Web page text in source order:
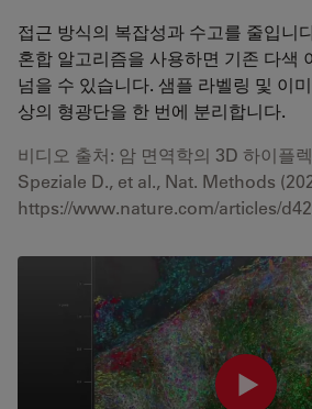
접근 방식의 복잡성과 수고를 줄입니
혼합 알고리즘을 사용하면 기존 다색
넘을 수 있습니다. 샘플 라벨링 및 이
상의 형광단을 한 번에 분리합니다.
비디오 출처: 암 면역학의 3D 하이플
Speziale D., et al., Nat. Methods
https://www.nature.com/articles/